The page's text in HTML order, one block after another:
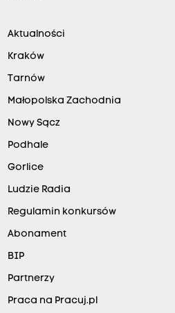
Aktualności
Kraków
Tarnów
Małopolska Zachodnia
Nowy Sącz
Podhale
Gorlice
Ludzie Radia
Regulamin konkursów
Abonament
BIP
Partnerzy
Praca na Pracuj.pl